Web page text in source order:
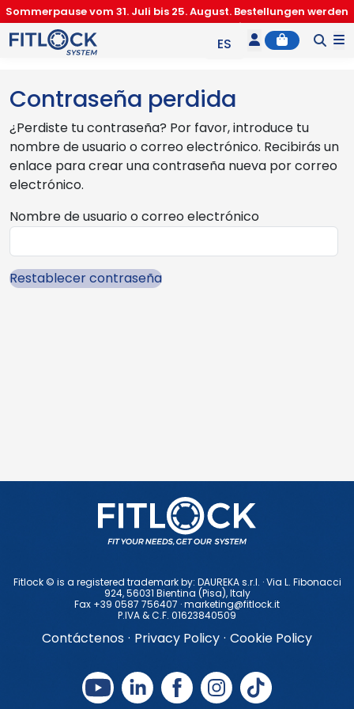
Sommerpause vom 31. Juli bis 25. August. Bestellungen werden
ab dem 26. August bearbeitet.
ES
IT
Account
Cart
Contraseña perdida
¿Perdiste tu contraseña? Por favor, introduce tu
nombre de usuario o correo electrónico. Recibirás un
enlace para crear una contraseña nueva por correo
electrónico.
Nombre de usuario o correo electrónico
Restablecer contraseña
Fitlock © is a registered trademark by: DAUREKA s.r.l. · Via L. Fibonacci
924, 56031 Bientina (Pisa), ltaly
Fax +39 0587 756407 ·marketing@fitlock.it
P.IVA & C.F. 01623840509
Contáctenos · Privacy Policy · Cookie Policy